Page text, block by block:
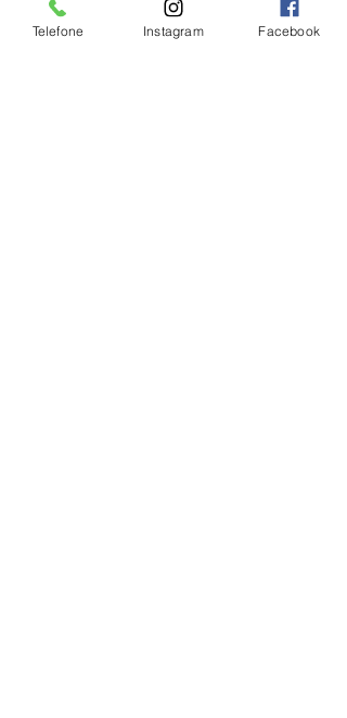
Telefone Instagram Facebook